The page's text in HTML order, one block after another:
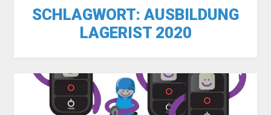
SCHLAGWORT: AUSBILDUNG
LAGERIST 2020